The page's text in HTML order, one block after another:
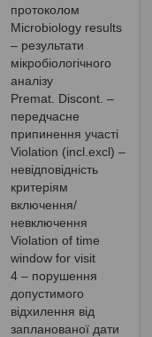
протоколом
Microbiology results
– результати
мікробіологічного
аналізу
Premat. Discont. –
передчасне
припинення участі
Violation (incl.excl) –
невідповідність
критеріям
включення/
невключення
Violation of time
window for visit
4 – порушення
допустимого
відхилення від
запланованої дати